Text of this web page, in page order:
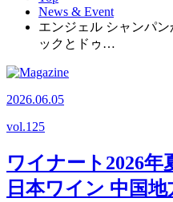
News & Event
エンジェル シャンパ
ックとドゥ…
2026.06.05
vol.125
ワイナート2026年
日本ワイン 中国